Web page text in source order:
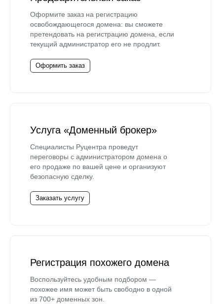
Оформите заказ на регистрацию
освобождающегося домена: вы сможете
претендовать на регистрацию домена, если
текущий администратор его не продлит.
Оформить заказ
Услуга «Доменный брокер»
Специалисты Руцентра проведут
переговоры с администратором домена о
его продаже по вашей цене и организуют
безопасную сделку.
Заказать услугу
Регистрация похожего домена
Воспользуйтесь удобным подбором —
похожее имя может быть свободно в одной
из 700+ доменных зон.